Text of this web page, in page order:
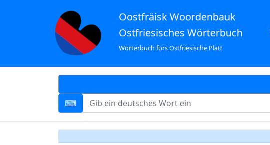
Oostfräisk Woordenbauk
Ostfriesisches Wörterbuch
Wörterbuch fürs Ostfriesische Platt